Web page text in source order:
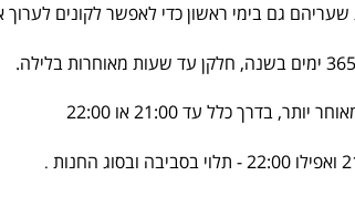
גם בימי ראשון כדי לאפשר לקונים לערוך
כלל עד 21:00 או 22:00
.